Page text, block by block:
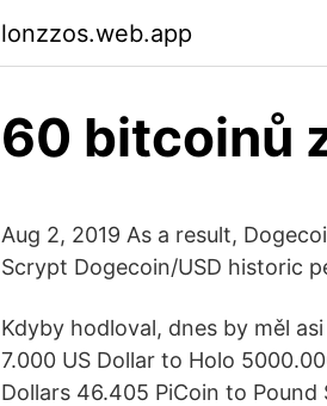
lonzzos.web.app
60 bitcoinů
Aug 2, 2019 As a result,
Scrypt Dogecoin/USD historic
Kdyby hodloval, dnes by měl
7.000 US Dollar to Holo
Dollars 46.405 PiCoin to